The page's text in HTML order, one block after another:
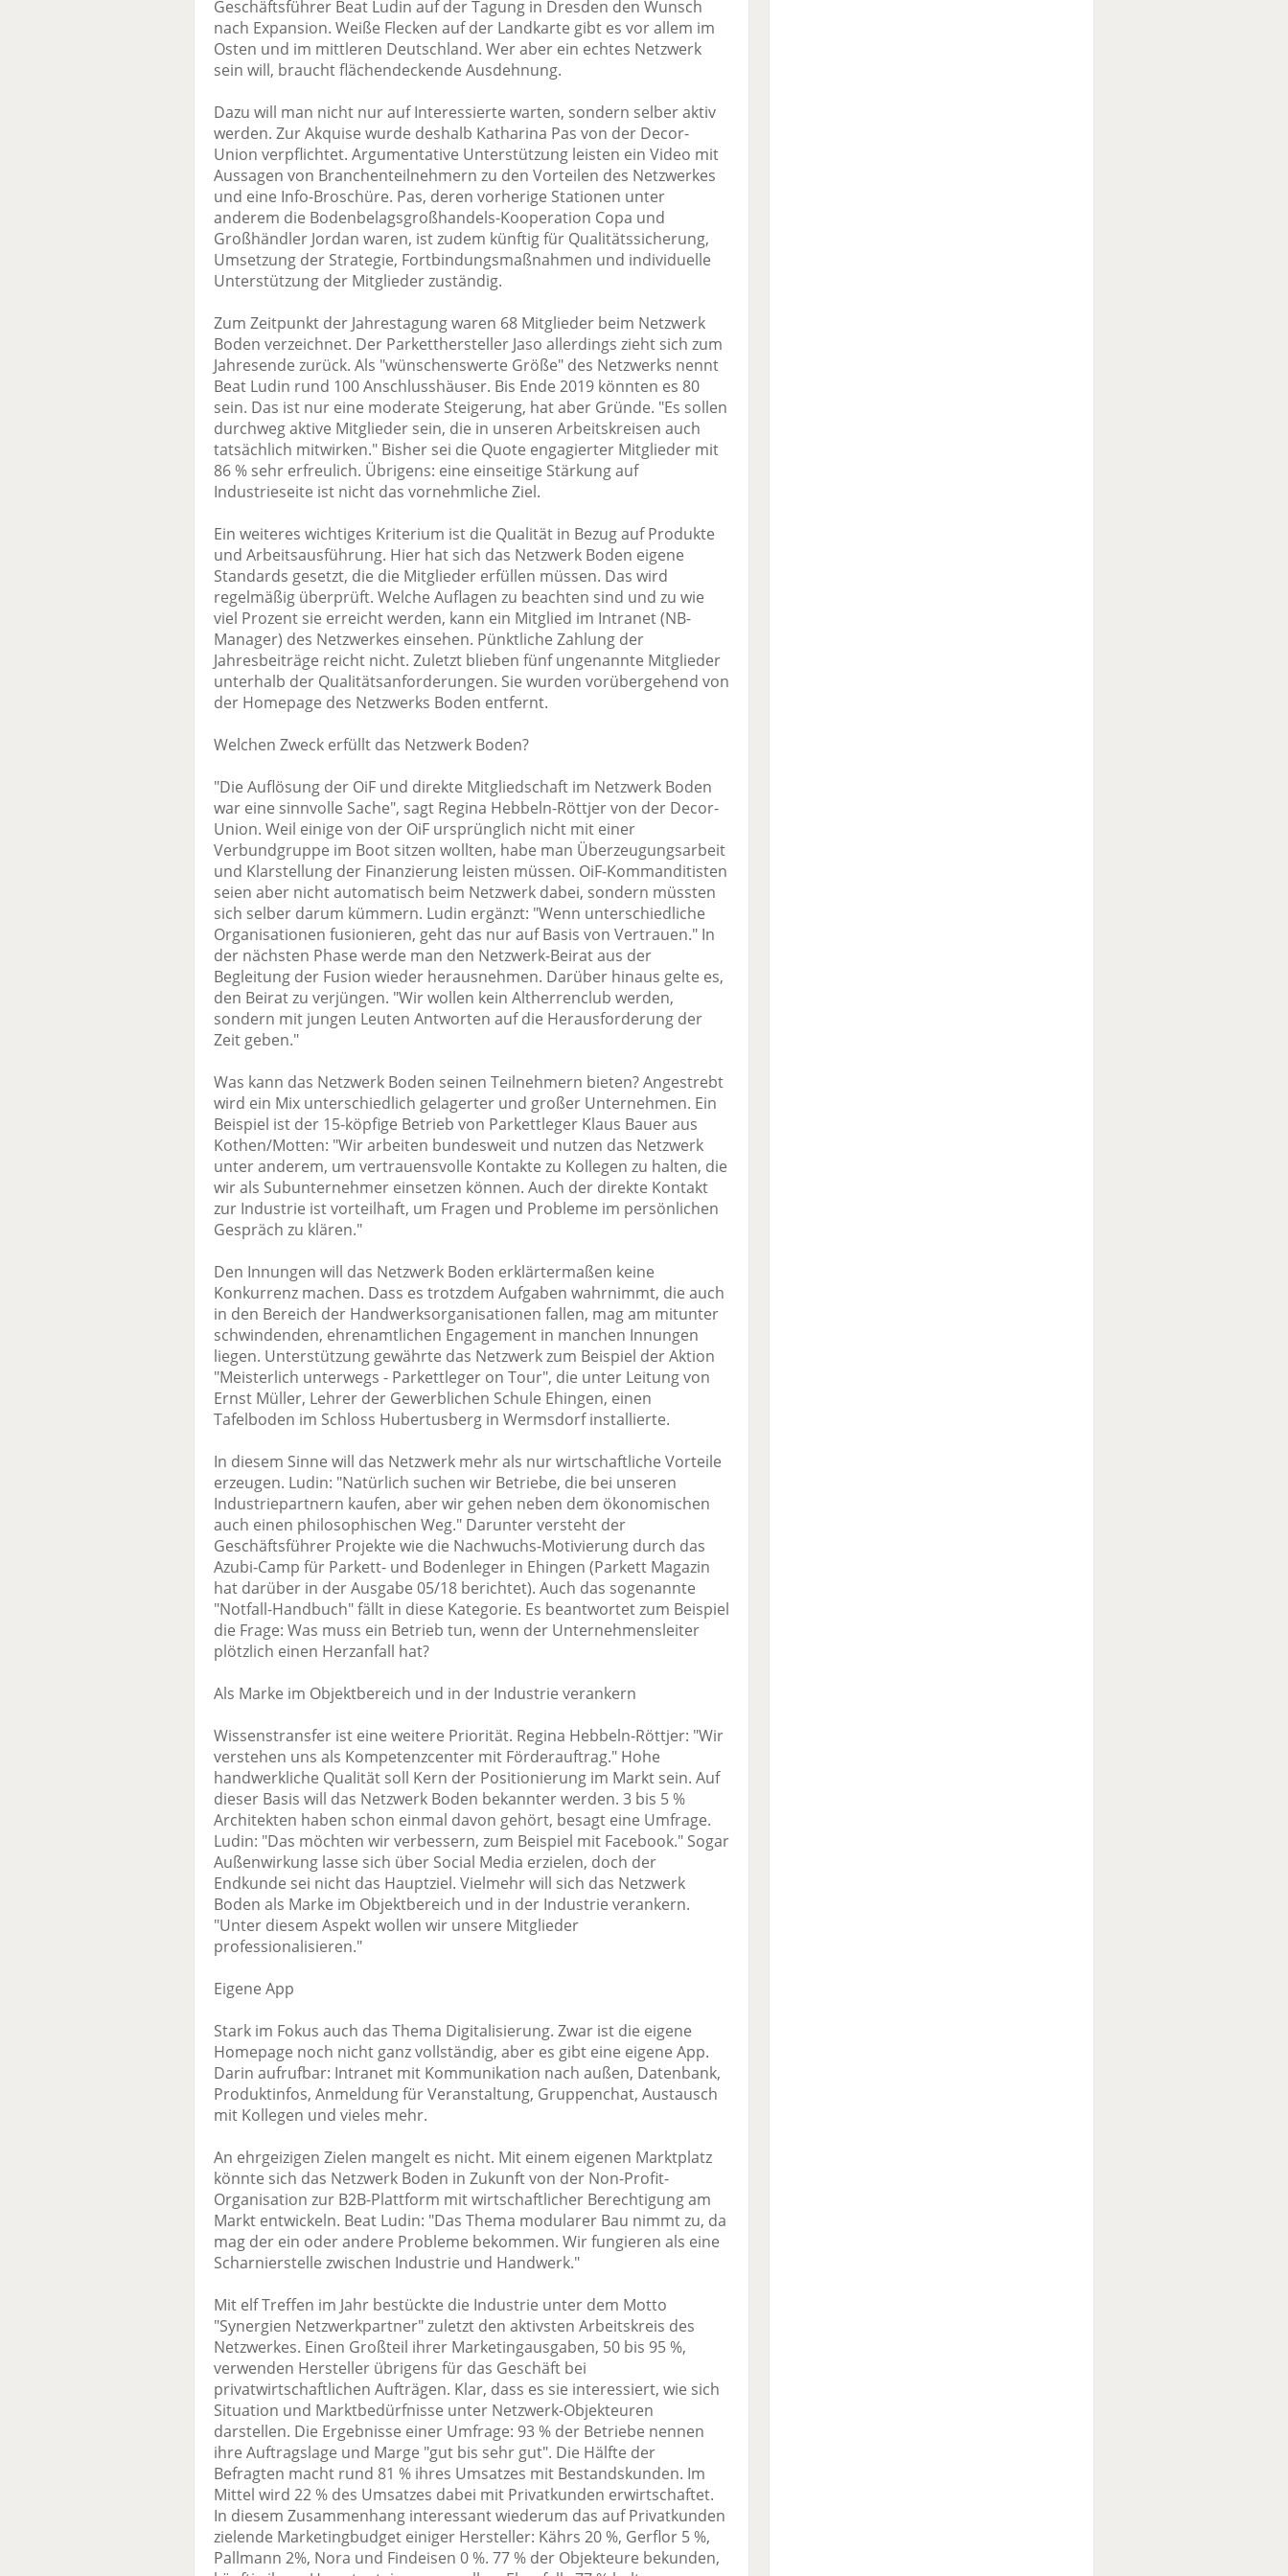
Geschäftsführer Beat Ludin auf der Tagung in Dresden den Wunsch
nach Expansion. Weiße Flecken auf der Landkarte gibt es vor allem im
Osten und im mittleren Deutschland. Wer aber ein echtes Netzwerk
sein will, braucht flächendeckende Ausdehnung.
Dazu will man nicht nur auf Interessierte warten, sondern selber aktiv
werden. Zur Akquise wurde deshalb Katharina Pas von der Decor-
Union verpflichtet. Argumentative Unterstützung leisten ein Video mit
Aussagen von Branchenteilnehmern zu den Vorteilen des Netzwerkes
und eine Info-Broschüre. Pas, deren vorherige Stationen unter
anderem die Bodenbelagsgroßhandels-Kooperation Copa und
Großhändler Jordan waren, ist zudem künftig für Qualitätssicherung,
Umsetzung der Strategie, Fortbindungsmaßnahmen und individuelle
Unterstützung der Mitglieder zuständig.
Zum Zeitpunkt der Jahrestagung waren 68 Mitglieder beim Netzwerk
Boden verzeichnet. Der Parketthersteller Jaso allerdings zieht sich zum
Jahresende zurück. Als "wünschenswerte Größe" des Netzwerks nennt
Beat Ludin rund 100 Anschlusshäuser. Bis Ende 2019 könnten es 80
sein. Das ist nur eine moderate Steigerung, hat aber Gründe. "Es sollen
durchweg aktive Mitglieder sein, die in unseren Arbeitskreisen auch
tatsächlich mitwirken." Bisher sei die Quote engagierter Mitglieder mit
86 % sehr erfreulich. Übrigens: eine einseitige Stärkung auf
Industrieseite ist nicht das vornehmliche Ziel.
Ein weiteres wichtiges Kriterium ist die Qualität in Bezug auf Produkte
und Arbeitsausführung. Hier hat sich das Netzwerk Boden eigene
Standards gesetzt, die die Mitglieder erfüllen müssen. Das wird
regelmäßig überprüft. Welche Auflagen zu beachten sind und zu wie
viel Prozent sie erreicht werden, kann ein Mitglied im Intranet (NB-
Manager) des Netzwerkes einsehen. Pünktliche Zahlung der
Jahresbeiträge reicht nicht. Zuletzt blieben fünf ungenannte Mitglieder
unterhalb der Qualitätsanforderungen. Sie wurden vorübergehend von
der Homepage des Netzwerks Boden entfernt.
Welchen Zweck erfüllt das Netzwerk Boden?
"Die Auflösung der OiF und direkte Mitgliedschaft im Netzwerk Boden
war eine sinnvolle Sache", sagt Regina Hebbeln-Röttjer von der Decor-
Union. Weil einige von der OiF ursprünglich nicht mit einer
Verbundgruppe im Boot sitzen wollten, habe man Überzeugungsarbeit
und Klarstellung der Finanzierung leisten müssen. OiF-Kommanditisten
seien aber nicht automatisch beim Netzwerk dabei, sondern müssten
sich selber darum kümmern. Ludin ergänzt: "Wenn unterschiedliche
Organisationen fusionieren, geht das nur auf Basis von Vertrauen." In
der nächsten Phase werde man den Netzwerk-Beirat aus der
Begleitung der Fusion wieder herausnehmen. Darüber hinaus gelte es,
den Beirat zu verjüngen. "Wir wollen kein Altherrenclub werden,
sondern mit jungen Leuten Antworten auf die Herausforderung der
Zeit geben."
Was kann das Netzwerk Boden seinen Teilnehmern bieten? Angestrebt
wird ein Mix unterschiedlich gelagerter und großer Unternehmen. Ein
Beispiel ist der 15-köpfige Betrieb von Parkettleger Klaus Bauer aus
Kothen/Motten: "Wir arbeiten bundesweit und nutzen das Netzwerk
unter anderem, um vertrauensvolle Kontakte zu Kollegen zu halten, die
wir als Subunternehmer einsetzen können. Auch der direkte Kontakt
zur Industrie ist vorteilhaft, um Fragen und Probleme im persönlichen
Gespräch zu klären."
Den Innungen will das Netzwerk Boden erklärtermaßen keine
Konkurrenz machen. Dass es trotzdem Aufgaben wahrnimmt, die auch
in den Bereich der Handwerksorganisationen fallen, mag am mitunter
schwindenden, ehrenamtlichen Engagement in manchen Innungen
liegen. Unterstützung gewährte das Netzwerk zum Beispiel der Aktion
"Meisterlich unterwegs - Parkettleger on Tour", die unter Leitung von
Ernst Müller, Lehrer der Gewerblichen Schule Ehingen, einen
Tafelboden im Schloss Hubertusberg in Wermsdorf installierte.
In diesem Sinne will das Netzwerk mehr als nur wirtschaftliche Vorteile
erzeugen. Ludin: "Natürlich suchen wir Betriebe, die bei unseren
Industriepartnern kaufen, aber wir gehen neben dem ökonomischen
auch einen philosophischen Weg." Darunter versteht der
Geschäftsführer Projekte wie die Nachwuchs-Motivierung durch das
Azubi-Camp für Parkett- und Bodenleger in Ehingen (Parkett Magazin
hat darüber in der Ausgabe 05/18 berichtet). Auch das sogenannte
"Notfall-Handbuch" fällt in diese Kategorie. Es beantwortet zum Beispiel
die Frage: Was muss ein Betrieb tun, wenn der Unternehmensleiter
plötzlich einen Herzanfall hat?
Als Marke im Objektbereich und in der Industrie verankern
Wissenstransfer ist eine weitere Priorität. Regina Hebbeln-Röttjer: "Wir
verstehen uns als Kompetenzcenter mit Förderauftrag." Hohe
handwerkliche Qualität soll Kern der Positionierung im Markt sein. Auf
dieser Basis will das Netzwerk Boden bekannter werden. 3 bis 5 %
Architekten haben schon einmal davon gehört, besagt eine Umfrage.
Ludin: "Das möchten wir verbessern, zum Beispiel mit Facebook." Sogar
Außenwirkung lasse sich über Social Media erzielen, doch der
Endkunde sei nicht das Hauptziel. Vielmehr will sich das Netzwerk
Boden als Marke im Objektbereich und in der Industrie verankern.
"Unter diesem Aspekt wollen wir unsere Mitglieder
professionalisieren."
Eigene App
Stark im Fokus auch das Thema Digitalisierung. Zwar ist die eigene
Homepage noch nicht ganz vollständig, aber es gibt eine eigene App.
Darin aufrufbar: Intranet mit Kommunikation nach außen, Datenbank,
Produktinfos, Anmeldung für Veranstaltung, Gruppenchat, Austausch
mit Kollegen und vieles mehr.
An ehrgeizigen Zielen mangelt es nicht. Mit einem eigenen Marktplatz
könnte sich das Netzwerk Boden in Zukunft von der Non-Profit-
Organisation zur B2B-Plattform mit wirtschaftlicher Berechtigung am
Markt entwickeln. Beat Ludin: "Das Thema modularer Bau nimmt zu, da
mag der ein oder andere Probleme bekommen. Wir fungieren als eine
Scharnierstelle zwischen Industrie und Handwerk."
Mit elf Treffen im Jahr bestückte die Industrie unter dem Motto
"Synergien Netzwerkpartner" zuletzt den aktivsten Arbeitskreis des
Netzwerkes. Einen Großteil ihrer Marketingausgaben, 50 bis 95 %,
verwenden Hersteller übrigens für das Geschäft bei
privatwirtschaftlichen Aufträgen. Klar, dass es sie interessiert, wie sich
Situation und Marktbedürfnisse unter Netzwerk-Objekteuren
darstellen. Die Ergebnisse einer Umfrage: 93 % der Betriebe nennen
ihre Auftragslage und Marge "gut bis sehr gut". Die Hälfte der
Befragten macht rund 81 % ihres Umsatzes mit Bestandskunden. Im
Mittel wird 22 % des Umsatzes dabei mit Privatkunden erwirtschaftet.
In diesem Zusammenhang interessant wiederum das auf Privatkunden
zielende Marketingbudget einiger Hersteller: Kährs 20 %, Gerflor 5 %,
Pallmann 2%, Nora und Findeisen 0 %. 77 % der Objekteure bekunden,